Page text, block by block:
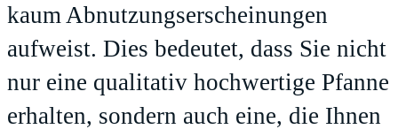
kaum Abnutzungserscheinungen
aufweist. Dies bedeutet, dass Sie nicht
nur eine qualitativ hochwertige Pfanne
erhalten, sondern auch eine, die Ihnen